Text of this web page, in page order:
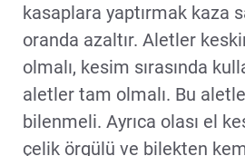
kasaplara yaptırmak kaza
oranda azaltır. Aletler
olmalı, kesim sırasında
aletler tam olmalı. Bu
bilenmeli. Ayrıca olası el
çelik örgülü ve bilekten